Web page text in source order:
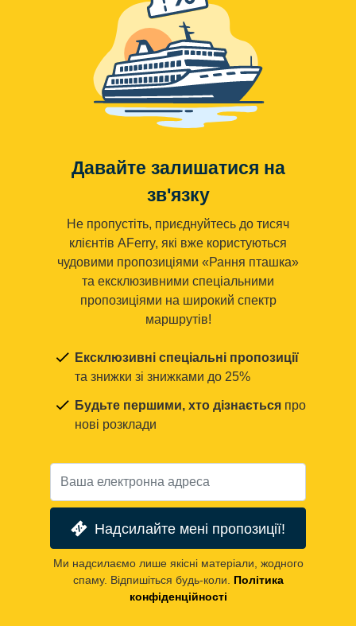
Давайте залишатися на
зв'язку
Не пропустіть, приєднуйтесь до тисяч
клієнтів AFerry, які вже користуються
чудовими пропозиціями «Рання пташка»
та ексклюзивними спеціальними
пропозиціями на широкий спектр
маршрутів!
Ексклюзивні спеціальні пропозиції
та знижки зі знижками до 25%
Будьте першими, хто дізнається про
нові розклади
Надсилайте мені пропозиції!
Ми надсилаємо лише якісні матеріали, жодного
спаму. Відпишіться будь-коли.
Політика
конфіденційності